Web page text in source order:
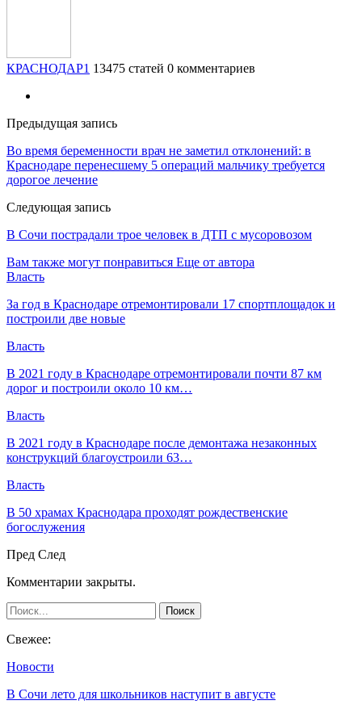
КРАСНОДАР1 13475 статей 0 комментариев
Предыдущая запись
Во время беременности врач не заметил отклонений: в
Краснодаре перенесшему 5 операций мальчику требуется
дорогое лечение
Следующая запись
В Сочи пострадали трое человек в ДТП с мусоровозом
Вам также могут понравиться Еще от автора
Власть
За год в Краснодаре отремонтировали 17 спортплощадок и
построили две новые
Власть
В 2021 году в Краснодаре отремонтировали почти 87 км
дорог и построили около 10 км…
Власть
В 2021 году в Краснодаре после демонтажа незаконных
конструкций благоустроили 63…
Власть
В 50 храмах Краснодара проходят рождественские
богослужения
Пред След
Комментарии закрыты.
Свежее:
Новости
В Сочи лето для школьников наступит в августе